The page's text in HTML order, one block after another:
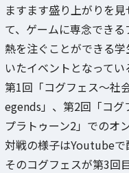
ますます盛り上がりを
て、ゲームに専念でき
熱を注ぐことができる
いたイベントとなってい
第1回「コグフェス～社
egends」、第2回「コグ
プラトゥーン2」でのオ
対戦の様子はYoutubeで
そのコグフェスが第3回